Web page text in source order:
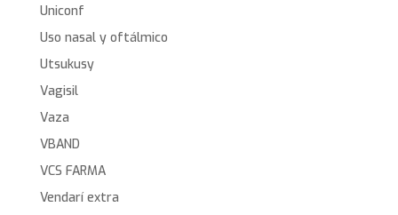
Uniconf
Uso nasal y oftálmico
Utsukusy
Vagisil
Vaza
VBAND
VCS FARMA
Vendarí extra